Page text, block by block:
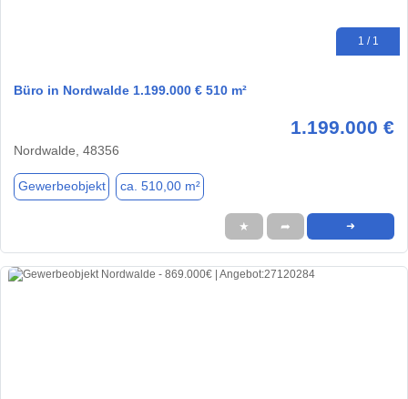
1 / 1
Büro in Nordwalde 1.199.000 € 510 m²
1.199.000 €
Nordwalde, 48356
Gewerbeobjekt ca. 510,00 m²
★ ➦ ➜